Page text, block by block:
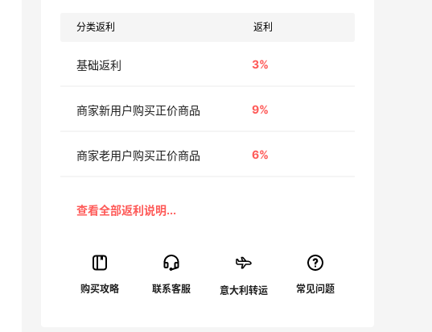
分类返利 返利
基础返利 3%
商家新用户购买正价商品 9%
商家老用户购买正价商品 6%
意大利转运